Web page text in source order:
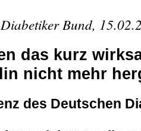
Bund,
das kurz
nicht mehr
des Deutschen